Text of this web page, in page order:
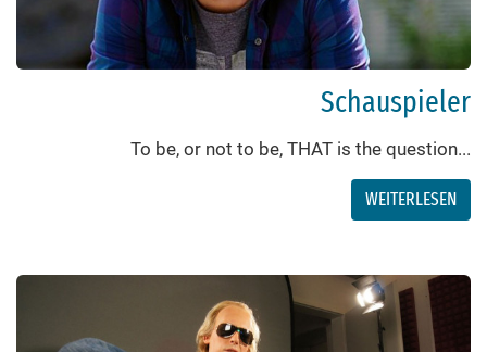
Schauspieler
To be, or not to be, THAT is the question...
WEITERLESEN